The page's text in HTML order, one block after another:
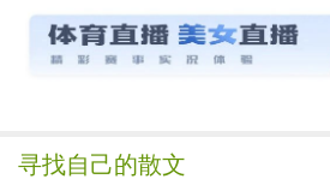
读文斋
寻找自己的散文